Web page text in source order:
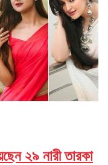
২৯ নারী তারকা